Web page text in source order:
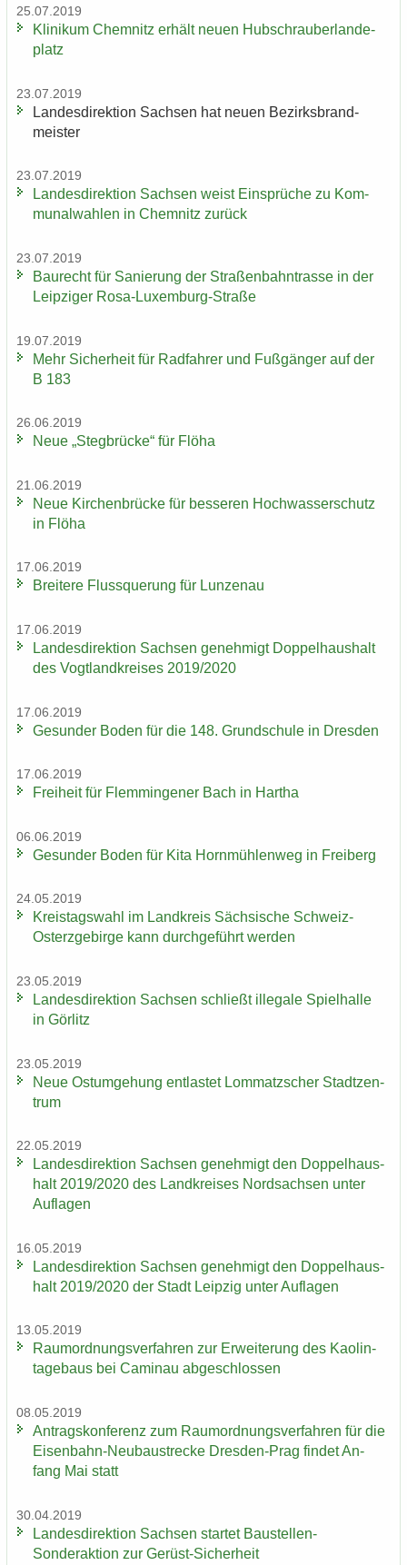
25.07.2019
Kli­ni­kum Chem­nitz er­hält neuen Hub­schrau­ber­lan­de­
platz
23.07.2019
Lan­des­di­rek­ti­on Sach­sen hat neuen Be­zirks­brand­
meis­ter
23.07.2019
Lan­des­di­rek­ti­on Sach­sen weist Ein­sprü­che zu Kom­
mu­nal­wah­len in Chem­nitz zu­rück
23.07.2019
Bau­recht für Sa­nie­rung der Stra­ßen­bahn­tras­se in der
Leip­zi­ger Rosa-​Luxemburg-Straße
19.07.2019
Mehr Si­cher­heit für Rad­fah­rer und Fuß­gän­ger auf der
B 183
26.06.2019
Neue „Steg­brü­cke“ für Flöha
21.06.2019
Neue Kir­chen­brü­cke für bes­se­ren Hoch­was­ser­schutz
in Flöha
17.06.2019
Brei­te­re Fluss­que­rung für Lun­zen­au
17.06.2019
Lan­des­di­rek­ti­on Sach­sen ge­neh­migt Dop­pel­haus­halt
des Vogt­land­krei­ses 2019/2020
17.06.2019
Ge­sun­der Boden für die 148. Grund­schu­le in Dres­den
17.06.2019
Frei­heit für Flem­min­ge­ner Bach in Har­tha
06.06.2019
Ge­sun­der Boden für Kita Horn­müh­len­weg in Frei­berg
24.05.2019
Kreis­tags­wahl im Land­kreis Säch­si­sche Schweiz-​
Osterzgebirge kann durch­ge­führt wer­den
23.05.2019
Lan­des­di­rek­ti­on Sach­sen schließt il­le­ga­le Spiel­hal­le
in Gör­litz
23.05.2019
Neue Ost­um­ge­hung ent­las­tet Lom­matz­scher Stadt­zen­
trum
22.05.2019
Lan­des­di­rek­ti­on Sach­sen ge­neh­migt den Dop­pel­haus­
halt 2019/2020 des Land­krei­ses Nord­sach­sen unter
Auf­la­gen
16.05.2019
Lan­des­di­rek­ti­on Sach­sen ge­neh­migt den Dop­pel­haus­
halt 2019/2020 der Stadt Leip­zig unter Auf­la­gen
13.05.2019
Raum­ord­nungs­ver­fah­ren zur Er­wei­te­rung des Kao­lin­
ta­ge­baus bei Ca­min­au ab­ge­schlos­sen
08.05.2019
An­trags­kon­fe­renz zum Raum­ord­nungs­ver­fah­ren für die
Eisenbahn-​Neubaustrecke Dresden-​Prag fin­det An­
fang Mai statt
30.04.2019
Lan­des­di­rek­ti­on Sach­sen star­tet Baustellen-​
Sonderaktion zur Gerüst-​Sicherheit